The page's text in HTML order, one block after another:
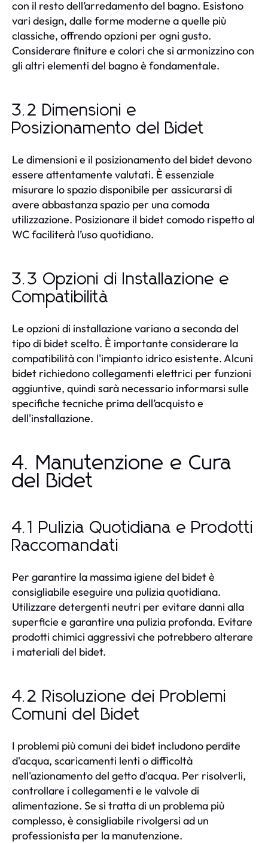
con il resto dell’arredamento del bagno. Esistono
vari design, dalle forme moderne a quelle più
classiche, offrendo opzioni per ogni gusto.
Considerare finiture e colori che si armonizzino con
gli altri elementi del bagno è fondamentale.
3.2 Dimensioni e
Posizionamento del Bidet
Le dimensioni e il posizionamento del bidet devono
essere attentamente valutati. È essenziale
misurare lo spazio disponibile per assicurarsi di
avere abbastanza spazio per una comoda
utilizzazione. Posizionare il bidet comodo rispetto al
WC faciliterà l’uso quotidiano.
3.3 Opzioni di Installazione e
Compatibilità
Le opzioni di installazione variano a seconda del
tipo di bidet scelto. È importante considerare la
compatibilità con l'impianto idrico esistente. Alcuni
bidet richiedono collegamenti elettrici per funzioni
aggiuntive, quindi sarà necessario informarsi sulle
specifiche tecniche prima dell’acquisto e
dell'installazione.
4. Manutenzione e Cura
del Bidet
4.1 Pulizia Quotidiana e Prodotti
Raccomandati
Per garantire la massima igiene del bidet è
consigliabile eseguire una pulizia quotidiana.
Utilizzare detergenti neutri per evitare danni alla
superficie e garantire una pulizia profonda. Evitare
prodotti chimici aggressivi che potrebbero alterare
i materiali del bidet.
4.2 Risoluzione dei Problemi
Comuni del Bidet
I problemi più comuni dei bidet includono perdite
d'acqua, scaricamenti lenti o difficoltà
nell'azionamento del getto d'acqua. Per risolverli,
controllare i collegamenti e le valvole di
alimentazione. Se si tratta di un problema più
complesso, è consigliabile rivolgersi ad un
professionista per la manutenzione.